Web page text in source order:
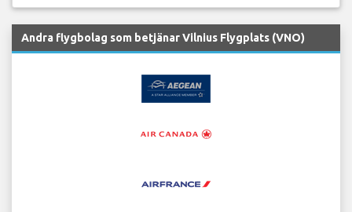
Andra flygbolag som betjänar Vilnius Flygplats (VNO)